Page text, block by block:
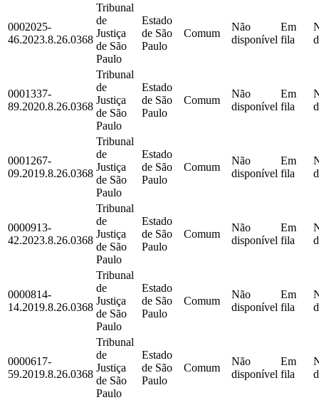
0002025-
46.2023.8.26.0368
Tribunal
de
Justiça
de São
Paulo
Estado
de São
Paulo
Comum
Não
disponível
Em
fila
0001337-
89.2020.8.26.0368
Tribunal
de
Justiça
de São
Paulo
Estado
de São
Paulo
Comum
Não
disponível
Em
fila
0001267-
09.2019.8.26.0368
Tribunal
de
Justiça
de São
Paulo
Estado
de São
Paulo
Comum
Não
disponível
Em
fila
0000913-
42.2023.8.26.0368
Tribunal
de
Justiça
de São
Paulo
Estado
de São
Paulo
Comum
Não
disponível
Em
fila
0000814-
14.2019.8.26.0368
Tribunal
de
Justiça
de São
Paulo
Estado
de São
Paulo
Comum
Não
disponível
Em
fila
0000617-
59.2019.8.26.0368
Tribunal
de
Justiça
de São
Paulo
Estado
de São
Paulo
Comum
Não
disponível
Em
fila